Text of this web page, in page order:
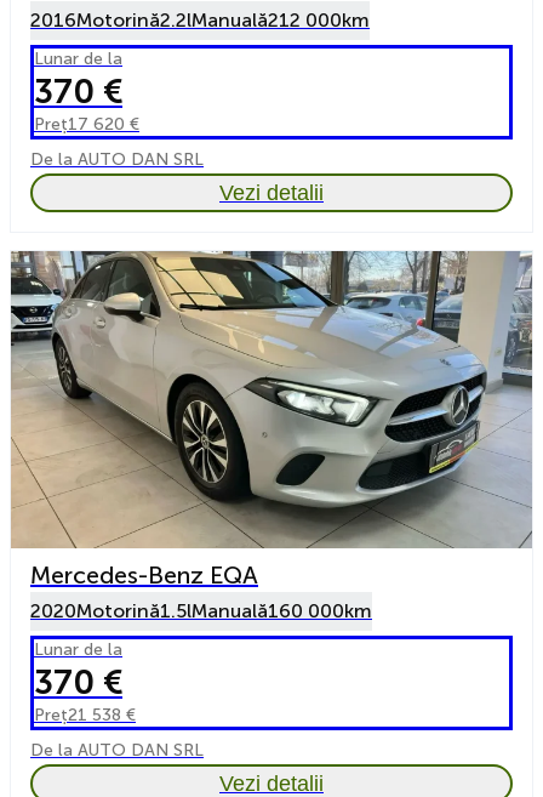
2016Motorină2.2lManuală212 000km
Lunar de la
370 €
Preț17 620 €
De la AUTO DAN SRL
Vezi detalii
Mercedes-Benz EQA
2020Motorină1.5lManuală160 000km
Lunar de la
370 €
Preț21 538 €
De la AUTO DAN SRL
Vezi detalii